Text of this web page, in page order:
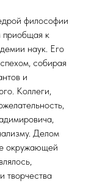
философии
к
наук. Его
собирая
и
Коллеги,
Делом
окружающей
творчества